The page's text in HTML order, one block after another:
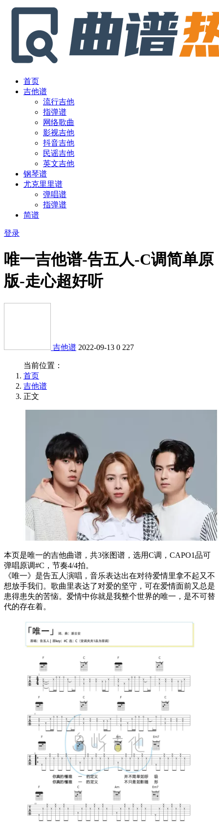
首页
吉他谱
流行吉他
指弹谱
网络歌曲
影视吉他
抖音吉他
民谣吉他
英文吉他
钢琴谱
尤克里里谱
弹唱谱
指弹谱
简谱
登录
唯一吉他谱-告五人-C调简单原
版-走心超好听
吉他谱 2022-09-13 0 227
当前位置：
首页
吉他谱
正文
本页是唯一的吉他曲谱，共3张图谱，选用C调，CAPO1品可
弹唱原调#C，节奏4/4拍。
《唯一》是告五人演唱，音乐表达出在对待爱情里拿不起又不
想放手我们。歌曲里表达了对爱的坚守，可在爱情面前又总是
患得患失的苦恼。爱情中你就是我整个世界的唯一，是不可替
代的存在着。